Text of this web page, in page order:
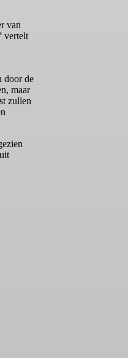
van
vertelt
door de
maar
zullen